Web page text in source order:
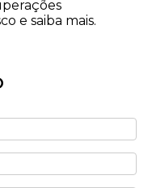
e saiba mais.